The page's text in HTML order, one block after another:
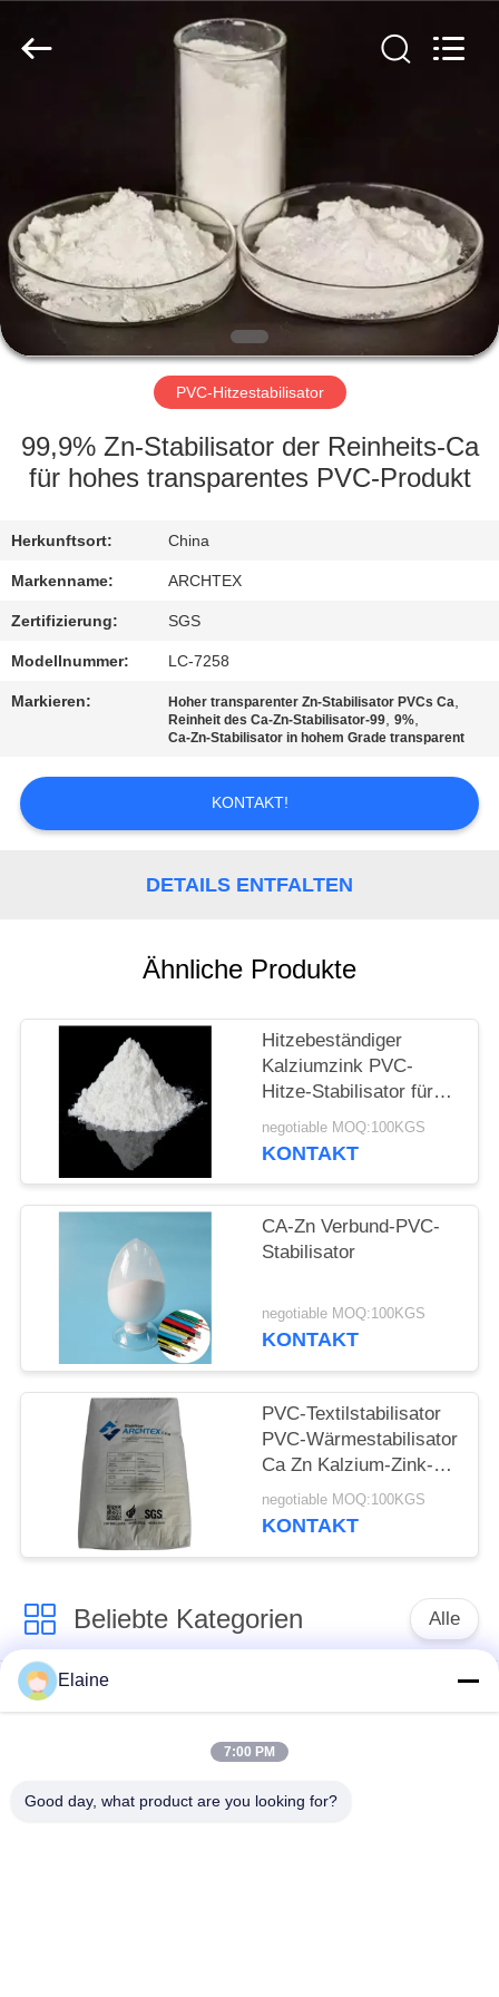
PRODUKTE
ÜBER
UNS
FABRIK-
QUALITÄTSKONTROLLE
TRETEN
SIE
MIT
UNS
IN
VERBINDUNG
FORDERN
SIE EIN
PRIVACY
POLICY
Ltd..
PVC-Hitzestabilisator
99,9% Zn-Stabilisator der Reinheits-Ca
für hohes transparentes PVC-Produkt
Herkunftsort: China
Markenname: ARCHTEX
Zertifizierung: SGS
Modellnummer: LC-7258
Markieren: Hoher transparenter Zn-Stabilisator PVCs Ca,
Reinheit des Ca-Zn-Stabilisator-99,9%,
Ca-Zn-Stabilisator in hohem Grade transparent
KONTAKT!
DETAILS ENTFALTEN
Ähnliche Produkte
Hitzebeständiger
Kalziumzink PVC-
Hitze-Stabilisator für
PVC-Einspritzung
Extrustions-Produkte
negotiable MOQ:100KGS
KONTAKT
CA-Zn Verbund-PVC-
Stabilisator
negotiable MOQ:100KGS
KONTAKT
PVC-Textilstabilisator
PVC-Wärmestabilisator
Ca Zn Kalzium-Zink-
Verbundstabilisator
Pulver
negotiable MOQ:100KGS
KONTAKT
Beliebte Kategorien Alle
PVC-Hitzestabilisator
Stabilisator
Elaine
7:00 PM
Good day, what product are you looking for?